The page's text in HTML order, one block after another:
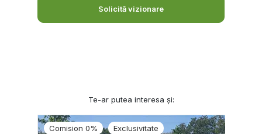
Solicită vizionare
Te-ar putea interesa și:
Comision 0% Exclusivitate